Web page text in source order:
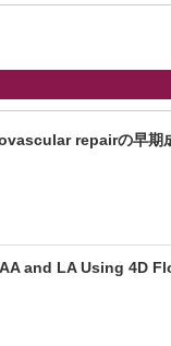
repairの早期
and LA Using 4D